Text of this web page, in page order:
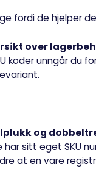
fordi de hjelper
over
koder unngår du
og
har sitt eget SKU
at en vare